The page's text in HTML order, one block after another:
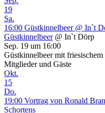
19
Sa.
16:00 Güstkinnelbeer @ In`t
Güstkinnelbeer @ In`t Dörp
Sep. 19 um 16:00
Güstkinnelbeer mit
Mitglieder und Gäste
Okt.
15
Do.
19:00 Vortrag von Ronald
Schortens